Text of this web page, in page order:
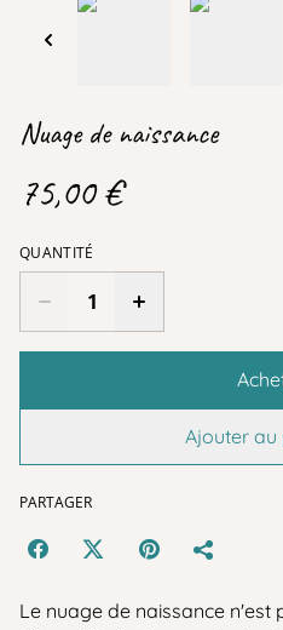
Nuage de naissance
75,00 €
QUANTITÉ
Ajouter au
PARTAGER
Le nuage de naissance n'est